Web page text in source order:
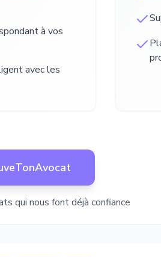
à vos
avec les
qui nous font déjà confiance